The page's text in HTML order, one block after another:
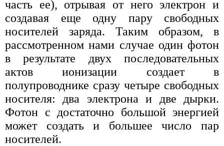
часть ее), отрывая от него электрон и
создавая еще одну пару свободных
носителей заряда. Таким образом, в
рассмотренном нами случае один фотон
в результате двух последовательных
актов ионизации создает в
полупроводнике сразу четыре свободных
носителя: два электрона и две дырки.
Фотон с достаточно большой энергией
может создать и большее число пар
носителей.